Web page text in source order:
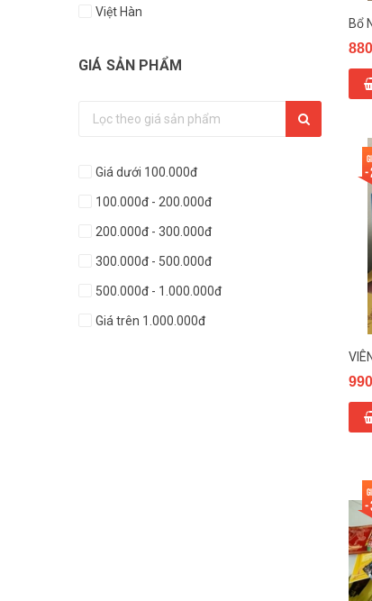
-
-
Việt Hàn
GIÁ SẢN PHẨM
Giá dưới 100.000đ
100.000đ - 200.000đ
200.000đ - 300.000đ
300.000đ - 500.000đ
500.000đ - 1.000.000đ
Giá trên 1.000.000đ